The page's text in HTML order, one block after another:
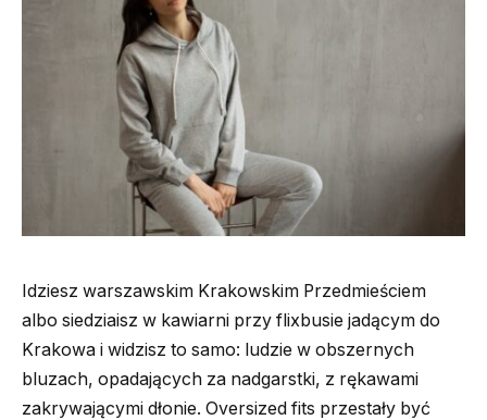
Idziesz warszawskim Krakowskim Przedmieściem
albo siedziaisz w kawiarni przy flixbusie jadącym do
Krakowa i widzisz to samo: ludzie w obszernych
bluzach, opadających za nadgarstki, z rękawami
zakrywającymi dłonie. Oversized fits przestały być